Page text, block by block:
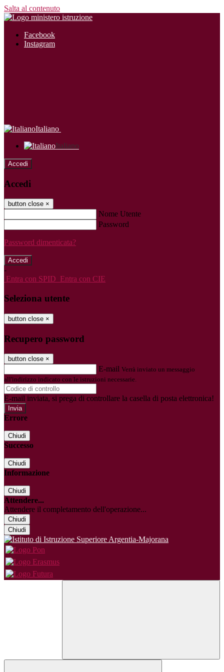
Salta al contenuto
Facebook
Instagram
Italiano
Italiano
Accedi
Accedi
button close ×
Nome Utente
Password
Password dimenticata?
-
Entra con SPID Entra con CIE
Seleziona utente
button close ×
Recupero password
button close ×
E-mail Verrà inviato un messaggio
all'indirizzo indicato con le istruzioni necessarie.
E-mail inviata, si prega di controllare la casella di posta elettronica!
Errore
Chiudi
Successo
Chiudi
Informazione
Chiudi
Attendere...
Attendere il completamento dell'operazione...
Chiudi
Chiudi